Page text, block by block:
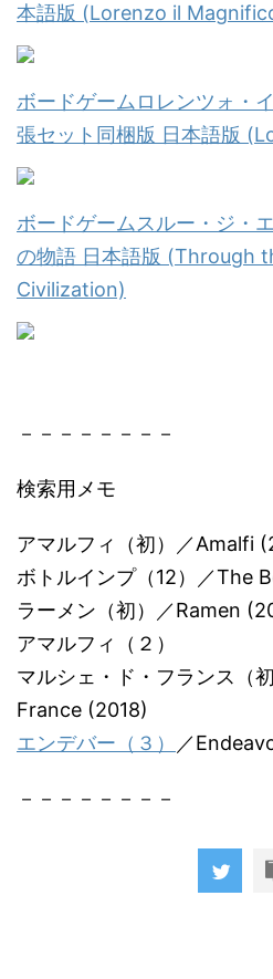
本語版 (Lorenzo il
ボードゲームロレンツォ・
張セット同梱版 日本語版
ボードゲームスルー・ジ・
の物語 日本語版 (Through
Civilization)
－－－－－－－－
検索用メモ
アマルフィ（初）／Amalfi
ボトルインプ（12）／The
ラーメン（初）／Ramen
アマルフィ（２）
マルシェ・ド・フランス（
France (2018)
エンデバー（３）
／
－－－－－－－－